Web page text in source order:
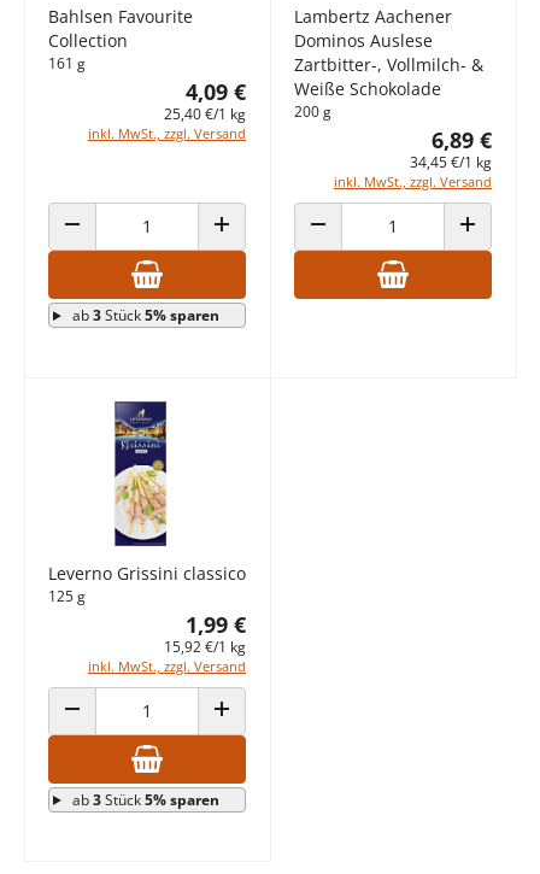
Bahlsen Favourite
Collection
161 g
4,09 €
25,40 €/1 kg
inkl. MwSt., zzgl. Versand
ANZAHL VERRINGERN ANZAHL ERHÖHEN
ab3Stück5% sparen
Lambertz Aachener
Dominos Auslese
Zartbitter-, Vollmilch- &
Weiße Schokolade
200 g
6,89 €
34,45 €/1 kg
inkl. MwSt., zzgl. Versand
ANZAHL VERRINGERN ANZAHL
Leverno Grissini classico
125 g
1,99 €
15,92 €/1 kg
inkl. MwSt., zzgl. Versand
ANZAHL VERRINGERN ANZAHL ERHÖHEN
ab3Stück5% sparen